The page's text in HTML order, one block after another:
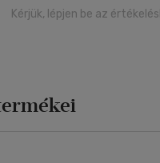
Kérjük, lépjen be az